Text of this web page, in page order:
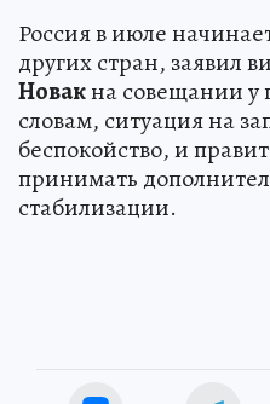
Россия в июле
других стран, заявил
Новакна совещании у
словам, ситуация на
беспокойство, и
принимать
стабилизации.